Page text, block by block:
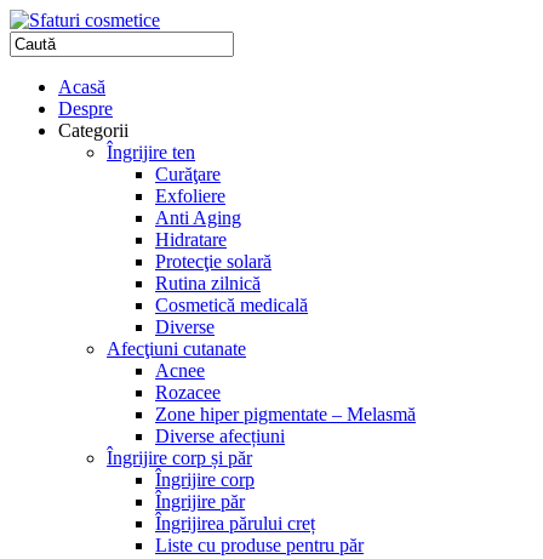
Acasă
Despre
Categorii
Îngrijire ten
Curăţare
Exfoliere
Anti Aging
Hidratare
Protecţie solară
Rutina zilnică
Cosmetică medicală
Diverse
Afecţiuni cutanate
Acnee
Rozacee
Zone hiper pigmentate – Melasmă
Diverse afecțiuni
Îngrijire corp și păr
Îngrijire corp
Îngrijire păr
Îngrijirea părului creț
Liste cu produse pentru păr